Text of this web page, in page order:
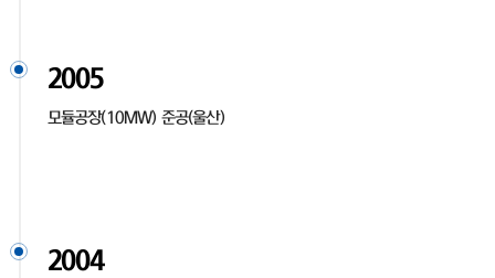
2005
모듈공장(10MW) 준공(울산)
2004